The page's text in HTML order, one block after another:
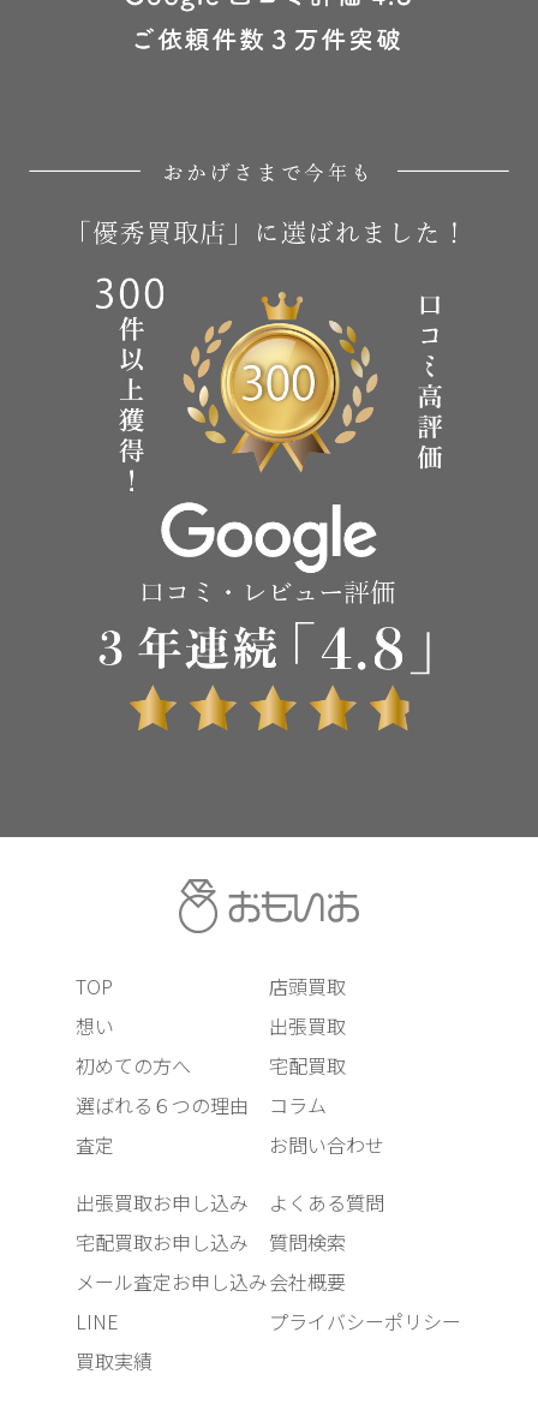
TOP
想い
初めての方へ
選ばれる６つの理由
査定
店頭買取
出張買取
宅配買取
コラム
お問い合わせ
出張買取お申し込み
宅配買取お申し込み
メール査定お申し込み
LINE
買取実績
よくある質問
質問検索
会社概要
プライバシーポリシー